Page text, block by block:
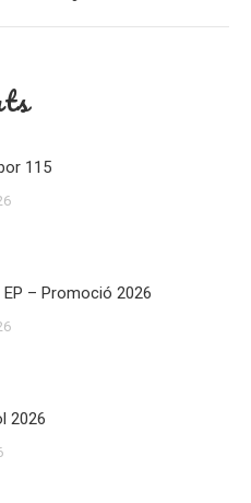
115
– Promoció 2026
2026